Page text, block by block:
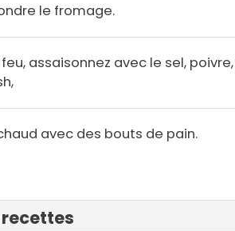
le fromage.
feu, assaisonnez avec le sel,
avec des bouts de pain.